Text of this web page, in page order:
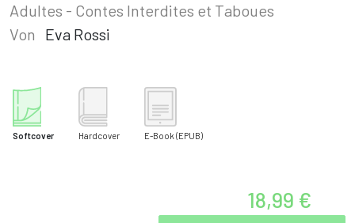
Adultes - Contes Interdites et Taboues
Von
Eva Rossi
Softcover Hardcover E-Book (EPUB)
18,99 €